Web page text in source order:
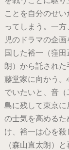
ことを自分のせ
ってしまう。一
児のドラマの企
国した裕一（窪
朗）から託された
藤堂家に向かう。
でいたいと、音
島に残して東京
の士気を高める
け、裕一は心を
（森山直太朗）